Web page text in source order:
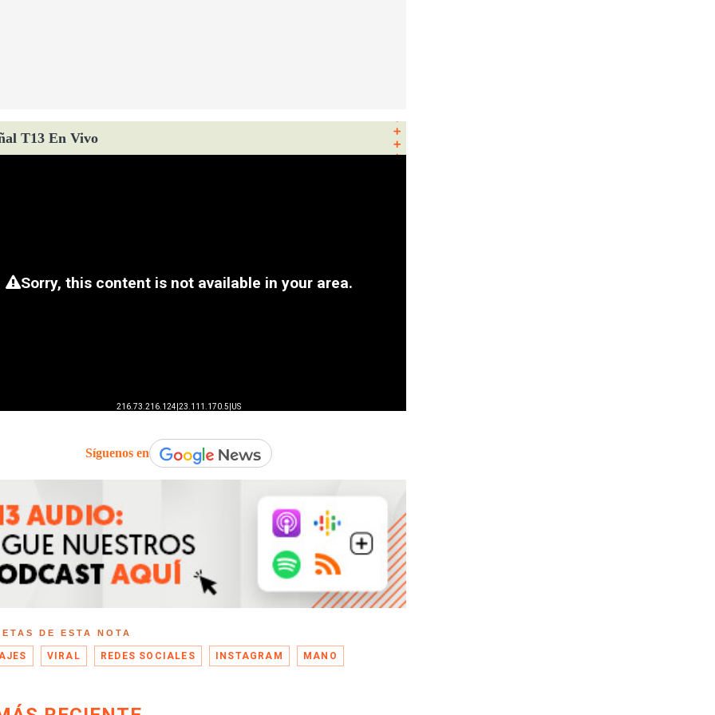
T13 En Vivo
Síguenos en
DE ESTA NOTA
VIRAL REDES SOCIALES INSTAGRAM MANO